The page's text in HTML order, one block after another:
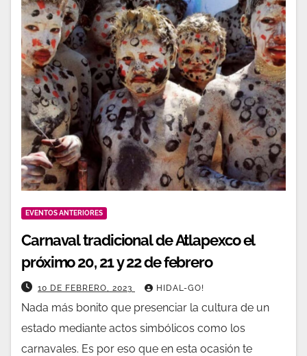
EVENTOS ANTERIORES
Carnaval tradicional de Atlapexco el
próximo 20, 21 y 22 de febrero
10 DE FEBRERO, 2023 HIDAL-GO!
Nada más bonito que presenciar la cultura de un
estado mediante actos simbólicos como los
carnavales. Es por eso que en esta ocasión te